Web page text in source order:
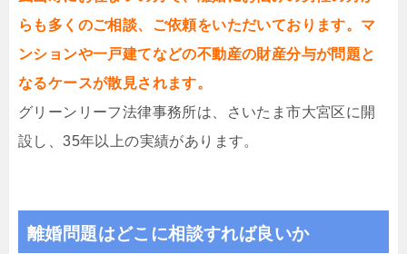
らも多くのご相談、ご依頼をいただいております。マ
ンションや一戸建てなどの不動産の財産分与が問題と
なるケースが散見されます。
グリーンリーフ法律事務所は、さいたま市大宮区に開
設し、35年以上の実績があります。
離婚問題はどこに相談すれば良いか